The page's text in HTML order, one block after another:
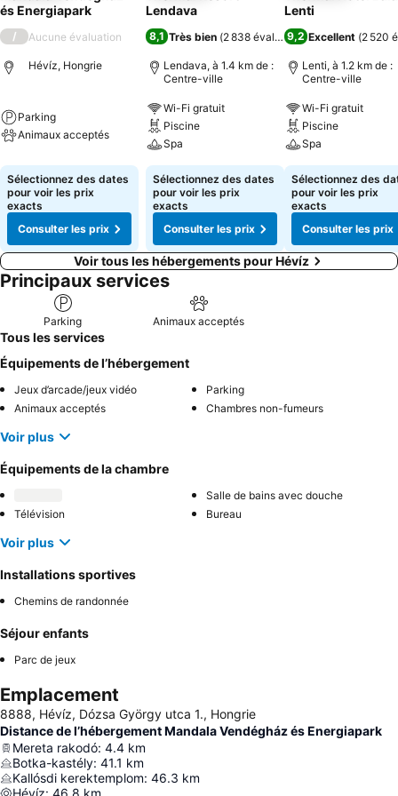
és Energiapark
/ Aucune évaluation
Hévíz, Hongrie
Parking
Animaux acceptés
Sélectionnez des dates
pour voir les prix
exacts
Consulter les prix
Lendava
8,1 Très bien (2 838 évaluations)
Lendava, à 1.4 km de :
Centre-ville
Wi-Fi gratuit
Piscine
Spa
Sélectionnez des dates
pour voir les prix
exacts
Consulter les prix
Lenti
9,2 Excellent (2 520
Lenti, à 1.2 km de :
Centre-ville
Wi-Fi gratuit
Piscine
Spa
Sélectionnez des
pour voir les prix
exacts
Consulter les prix
Voir tous les hébergements pour Hévíz
Principaux services
Parking Animaux acceptés
Tous les services
Équipements de l’hébergement
Jeux d’arcade/jeux vidéo
Parking
Animaux acceptés
Chambres non-fumeurs
Voir plus
Équipements de la chambre
Salle de bains avec douche
Télévision
Bureau
Voir plus
Installations sportives
Chemins de randonnée
Séjour enfants
Parc de jeux
Emplacement
8888, Hévíz, Dózsa György utca 1., Hongrie
Distance de l’hébergement Mandala Vendégház és Energiapark
Mereta rakodó: 4.4 km
Botka-kastély: 41.1 km
Kallósdi kerektemplom: 46.3 km
Hévíz: 46.8 km